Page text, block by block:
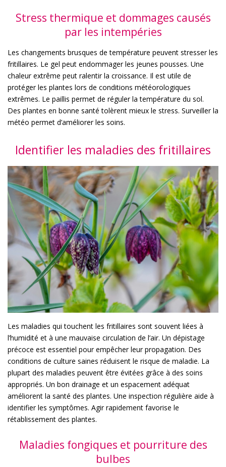
Stress thermique et dommages causés
par les intempéries
Les changements brusques de température peuvent stresser les
fritillaires. Le gel peut endommager les jeunes pousses. Une
chaleur extrême peut ralentir la croissance. Il est utile de
protéger les plantes lors de conditions météorologiques
extrêmes. Le paillis permet de réguler la température du sol.
Des plantes en bonne santé tolèrent mieux le stress. Surveiller la
météo permet d’améliorer les soins.
Identifier les maladies des fritillaires
Les maladies qui touchent les fritillaires sont souvent liées à
l’humidité et à une mauvaise circulation de l’air. Un dépistage
précoce est essentiel pour empêcher leur propagation. Des
conditions de culture saines réduisent le risque de maladie. La
plupart des maladies peuvent être évitées grâce à des soins
appropriés. Un bon drainage et un espacement adéquat
améliorent la santé des plantes. Une inspection régulière aide à
identifier les symptômes. Agir rapidement favorise le
rétablissement des plantes.
Maladies fongiques et pourriture des
bulbes